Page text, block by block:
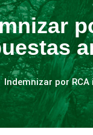
Indemnizar por